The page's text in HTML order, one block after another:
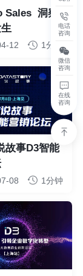
Sales 洞察
12 1分钟
故事D3智能
08 1分钟
电话
咨询
微信
咨询
在线
咨询